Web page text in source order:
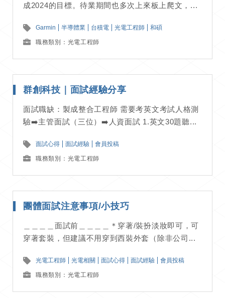
成2024的目標。待業期間也多次上來板上爬文，...
Garmin 半導體業 台積電 光電工程師 和碩
職務類別：光電工程師
群創科技｜面試經驗分享
面試職缺：製成整合工程師 需要考英文考試人格測
驗➡️主管面試（三位）➡️人資面試 1.英文30題聽...
面試心得 面試經驗 會員投稿
職務類別：光電工程師
團體面試注意事項/小技巧
＿＿＿＿面試前＿＿＿＿＊穿著/裝扮淡妝即可，可
穿著套裝，但建議不用穿到西裝外套（除非公司...
光電工程師 光電相關 面試心得 面試經驗 會員投稿
職務類別：光電工程師